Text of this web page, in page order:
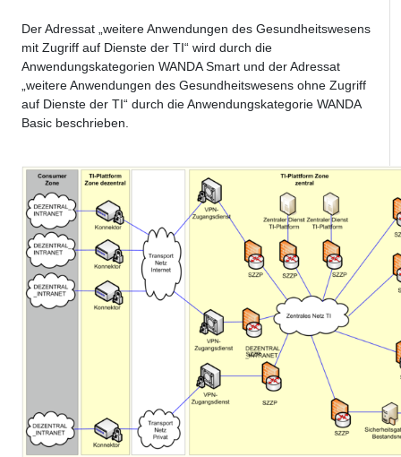
Der Adressat „weitere Anwendungen des Gesundheitswesens
mit Zugriff auf Dienste der TI“ wird durch die
Anwendungskategorien WANDA Smart und der Adressat
„weitere Anwendungen des Gesundheitswesens ohne Zugriff
auf Dienste der TI“ durch die Anwendungskategorie WANDA
Basic beschrieben.